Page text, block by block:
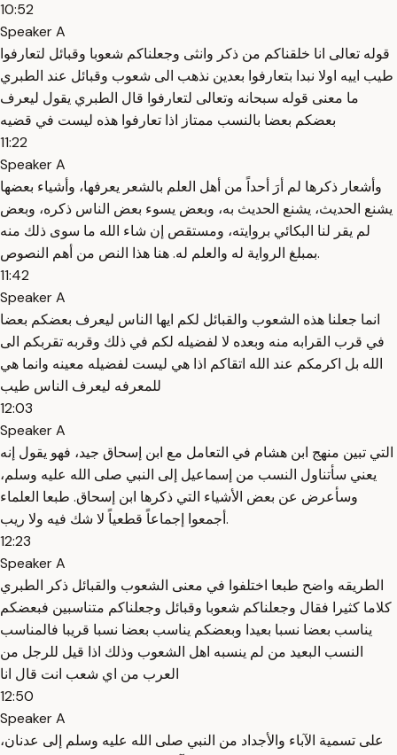
10:52
Speaker A
قوله تعالى انا خلقناكم من ذكر وانثى وجعلناكم شعوبا وقبائل لتعارفوا
طيب اييه اولا نبدا بتعارفوا بعدين نذهب الى شعوب وقبائل عند الطبري
ما معنى قوله سبحانه وتعالى لتعارفوا قال الطبري يقول ليعرف
بعضكم بعضا بالنسب ممتاز اذا تعارفوا هذه ليست في قضيه
11:22
Speaker A
وأشعار ذكرها لم أرَ أحداً من أهل العلم بالشعر يعرفها، وأشياء بعضها
يشنع الحديث، يشنع الحديث به، وبعض يسوء بعض الناس ذكره، وبعض
لم يقر لنا البكائي بروايته، ومستقص إن شاء الله ما سوى ذلك منه
بمبلغ الرواية له والعلم له. هنا هذا النص من أهم النصوص.
11:42
Speaker A
انما جعلنا هذه الشعوب والقبائل لكم ايها الناس ليعرف بعضكم بعضا
في قرب القرابه منه وبعده لا لفضيله لكم في ذلك وقربه تقربكم الى
الله بل اكرمكم عند الله اتقاكم اذا هي ليست لفضيله معينه وانما هي
للمعرفه ليعرف الناس طيب
12:03
Speaker A
التي تبين منهج ابن هشام في التعامل مع ابن إسحاق جيد، فهو يقول إنه
يعني سأتناول النسب من إسماعيل إلى النبي صلى الله عليه وسلم،
وسأعرض عن بعض الأشياء التي ذكرها ابن إسحاق. طبعا العلماء
أجمعوا إجماعاً قطعياً لا شك فيه ولا ريب.
12:23
Speaker A
الطريقه واضح طبعا اختلفوا في معنى الشعوب والقبائل ذكر الطبري
كلاما كثيرا فقال وجعلناكم شعوبا وقبائل وجعلناكم متناسبين فبعضكم
يناسب بعضا نسبا بعيدا وبعضكم يناسب بعضا نسبا قريبا فالمناسب
النسب البعيد من لم ينسبه اهل الشعوب وذلك اذا قيل للرجل من
العرب من اي شعب انت قال انا
12:50
Speaker A
على تسمية الآباء والأجداد من النبي صلى الله عليه وسلم إلى عدنان،